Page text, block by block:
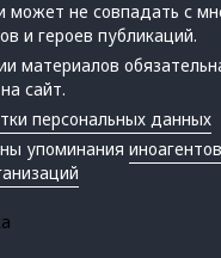
может не совпадать с
и героев публикаций.
материалов
сайт.
персональных данных
упоминанияиноагентов